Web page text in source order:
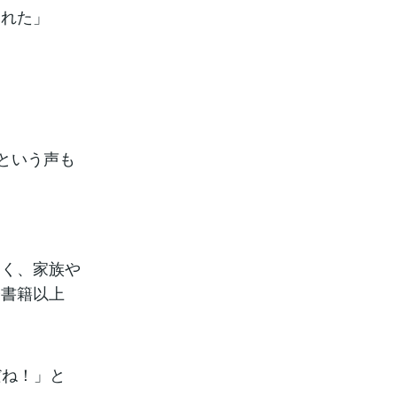
た」
いう声も
、家族や
籍以上
！」と